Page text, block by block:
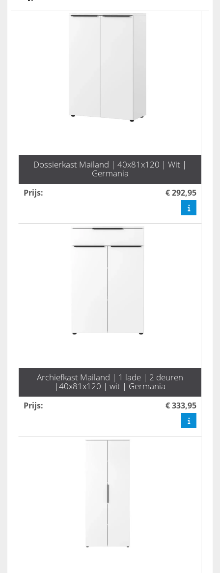
Dossierkast Mailand | 40x81x120 | Wit |
Germania
Prijs: € 292,95
Archiefkast Mailand | 1 lade | 2 deuren
|40x81x120 | wit | Germania
Prijs: € 333,95